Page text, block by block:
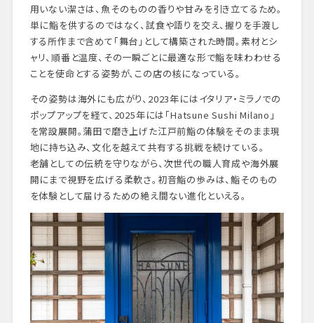
用いない潔さは、魚そのものの香りや甘みを引き立てるため。
単に鮨を供するのではなく、試食や語りを交え、握りを手渡し
する所作まで含めて「舞台」として構築された時間。素材とシ
ャリ、順番と温度、その一瞬ごとに最適な形で鮨を味わわせる
ことを使命とする姿勢が、この店の核になっている。
その姿勢は海外にも広がり、2023年にはイタリア・ミラノでの
ポップアップを経て、2025年には「Hatsune Sushi Milano」
を常設展開。蒲田で磨き上げた江戸前鮨の体験をそのまま現
地に持ち込み、文化を越えて共有する挑戦を続けている。
老舗としての伝統を守りながら、次世代の職人育成や海外展
開にまで視野を広げる柔軟さ。初音鮨の歩みは、鮨そのもの
を体験として届けるための絶え間ない進化といえる。